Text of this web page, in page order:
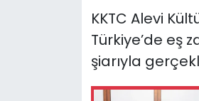
KKTC Alevi
Türkiye’de eş
şiarıyla
Teknoloji